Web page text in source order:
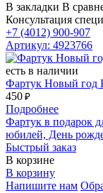
В закладки В
Консультация
+7 (4012) 900-907
Артикул: 4923766
есть в наличии
Фартук Новый год
450 ₽
Подробнее
Фартук в подарок
юбилей, День
Быстрый заказ
В корзине
В корзину
Напишите нам